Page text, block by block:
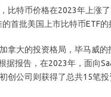
比特币价格在2023年上涨
首批美国上市比特币ETF的
拿大的投资格局，毕马威
据报告，在2023年，面向
创公司则获得了总共15笔投